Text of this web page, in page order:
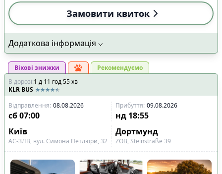
Скинути Застосувати
Замовити квиток
Додаткова інформація
Вікові знижки
Рекомендуємо
В дорозі:1 д 11 год55хв
KLR BUS
Відправлення: 08.08.2026 Прибуття: 09.08.2026
сб07:00 нд 18:55
Київ
Дортмунд
АС-ЗЛВ, вул. Симона Петлюри, 32 ZOB, Steinstraße 39